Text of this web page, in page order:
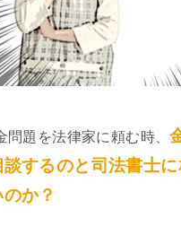
問題を法律家に頼む時、
するのと司法書士
か？